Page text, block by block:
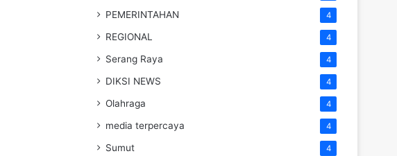
PEMERINTAHAN 4
REGIONAL 4
Serang Raya 4
DIKSI NEWS 4
Olahraga 4
media terpercaya 4
Sumut 4